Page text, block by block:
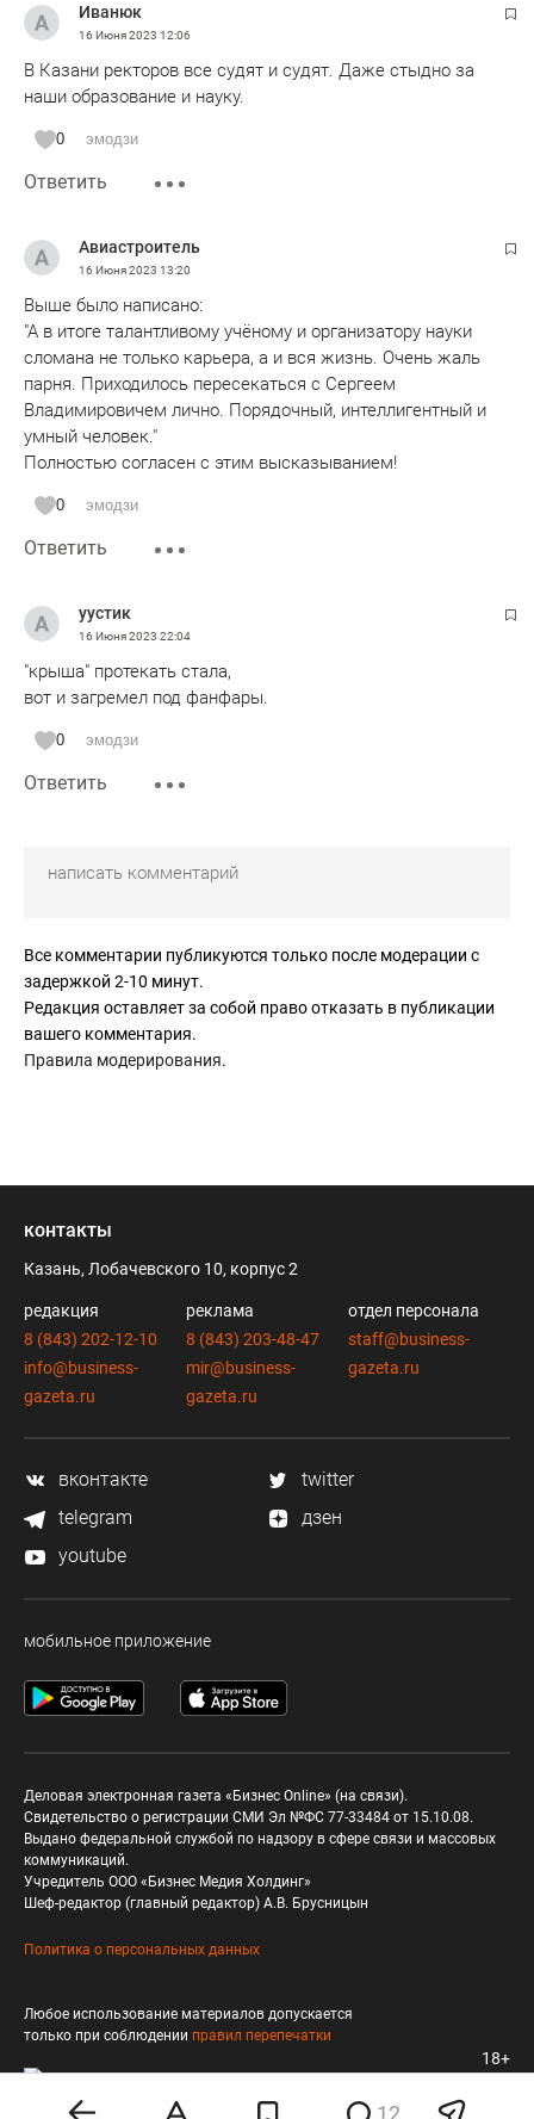
Иванюк
16 Июня 2023 12:06
В Казани ректоров все судят и судят. Даже стыдно за
наши образование и науку.
0 эмодзи
Ответить
Авиастроитель
16 Июня 2023 13:20
Выше было написано:
"А в итоге талантливому учёному и организатору науки
сломана не только карьера, а и вся жизнь. Очень жаль
парня. Приходилось пересекаться с Сергеем
Владимировичем лично. Порядочный, интеллигентный и
умный человек."
Полностью согласен с этим высказыванием!
0 эмодзи
Ответить
уустик
16 Июня 2023 22:04
"крыша" протекать стала,
вот и загремел под фанфары.
0 эмодзи
Ответить
Все комментарии публикуются только после модерации с
задержкой 2-10 минут.
Редакция оставляет за собой право отказать в публикации
вашего комментария.
Правила модерирования.
12
контакты
Казань, Лобачевского 10, корпус 2
редакция
8 (843) 202-12-10
info@business-
gazeta.ru
реклама
8 (843) 203-48-47
mir@business-
gazeta.ru
отдел персонала
staff@business-
gazeta.ru
вконтакте
twitter
telegram
дзен
youtube
мобильное приложение
Деловая электронная газета «Бизнес Online» (на связи).
Свидетельство о регистрации СМИ Эл №ФС 77-33484 от 15.10.08.
Выдано федеральной службой по надзору в сфере связи и массовых
коммуникаций.
Учредитель ООО «Бизнес Медия Холдинг»
Шеф-редактор (главный редактор) А.В. Брусницын
Политика о персональных данных
Любое использование материалов допускается
только при соблюдении правил перепечатки
18+